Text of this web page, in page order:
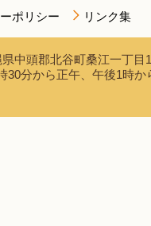
ポリシー リンク集
中頭郡北谷町桑江一丁
分から正午、午後1時か